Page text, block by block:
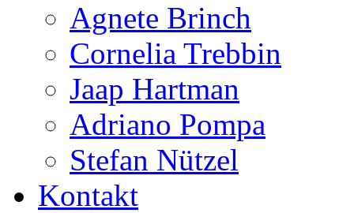
Agnete Brinch
Cornelia Trebbin
Jaap Hartman
Adriano Pompa
Stefan Nützel
Kontakt